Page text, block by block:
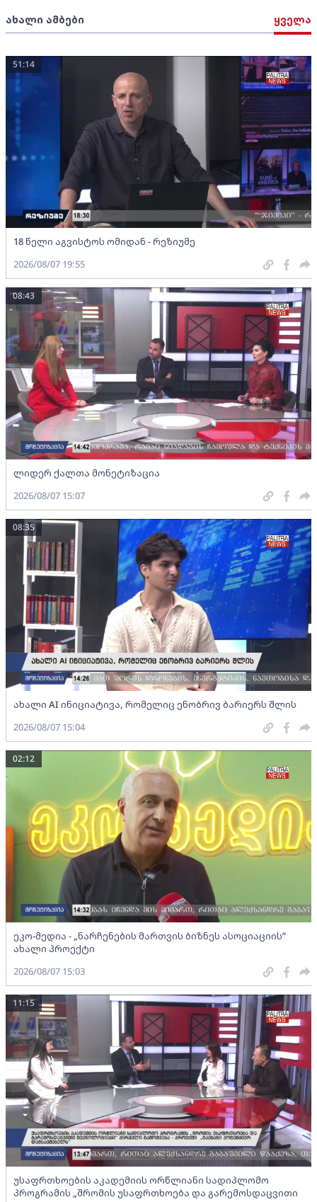
ახალი ამბები ყველა
18 წელი აგვისტოს ომიდან - რეზიუმე
51:14
2026/08/07 19:55
ლიდერ ქალთა მონეტიზაცია
08:43
2026/08/07 15:07
ახალი AI ინიციატივა, რომელიც ენობრივ ბარიერს შლის
08:35
2026/08/07 15:04
ეკო-მედია - „ნარჩენების მართვის ბიზნეს ასოციაციის”
ახალი პროექტი
02:12
2026/08/07 15:03
უსაფრთხოების აკადემიის ორწლიანი სადიპლომო
პროგრამის „შრომის უსაფრთხოება და გარემოსდაცვითი
11:15